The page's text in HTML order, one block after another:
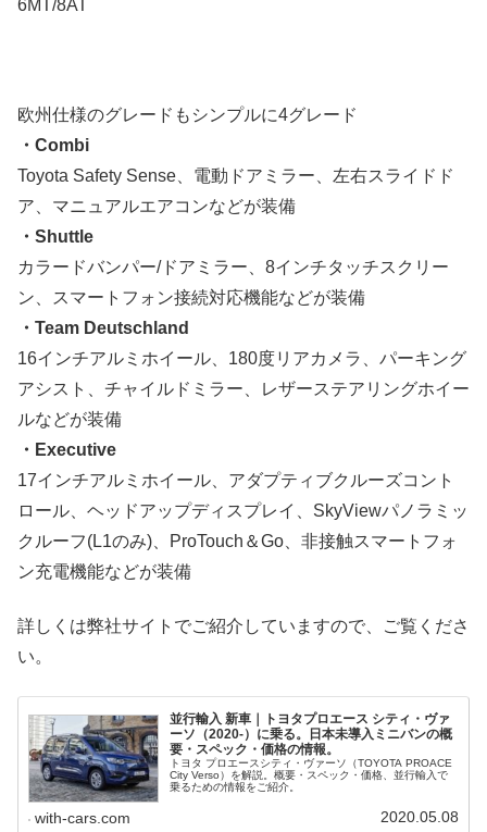
6MT/8AT
欧州仕様のグレードもシンプルに4グレード
・Combi
Toyota Safety Sense、電動ドアミラー、左右スライドド
ア、マニュアルエアコンなどが装備
・Shuttle
カラードバンパー/ドアミラー、8インチタッチスクリー
ン、スマートフォン接続対応機能などが装備
・Team Deutschland
16インチアルミホイール、180度リアカメラ、パーキング
アシスト、チャイルドミラー、レザーステアリングホイー
ルなどが装備
・Executive
17インチアルミホイール、アダプティブクルーズコント
ロール、ヘッドアップディスプレイ、SkyViewパノラミッ
クルーフ(L1のみ)、ProTouch＆Go、非接触スマートフォ
ン充電機能などが装備
詳しくは弊社サイトでご紹介していますので、ご覧くださ
い。
並行輸入 新車｜トヨタプロエース シティ・ヴァ
ーソ（2020-）に乗る。日本未導入ミニバンの概
要・スペック・価格の情報。
トヨタ プロエースシティ・ヴァーソ（TOYOTA PROACE
City Verso）を解説。概要・スペック・価格、並行輸入で
乗るための情報をご紹介。
with-cars.com 2020.05.08